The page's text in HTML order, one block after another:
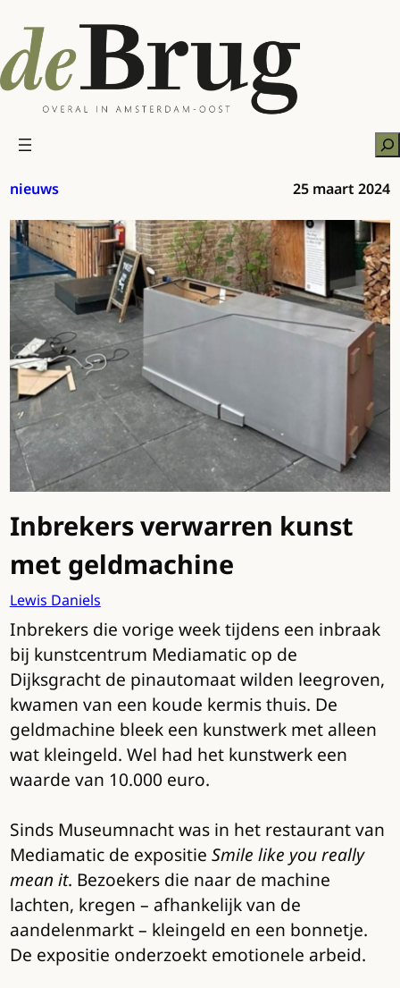
naar
de
inhoud
nieuws 25 maart 2024
Inbrekers verwarren kunst
met geldmachine
Lewis Daniels
Inbrekers die vorige week tijdens een inbraak
bij kunstcentrum Mediamatic op de
Dijksgracht de pinautomaat wilden leegroven,
kwamen van een koude kermis thuis. De
geldmachine bleek een kunstwerk met alleen
wat kleingeld. Wel had het kunstwerk een
waarde van 10.000 euro.
Sinds Museumnacht was in het restaurant van
Mediamatic de expositie Smile like you really
mean it. Bezoekers die naar de machine
lachten, kregen – afhankelijk van de
aandelenmarkt – kleingeld en een bonnetje.
De expositie onderzoekt emotionele arbeid.